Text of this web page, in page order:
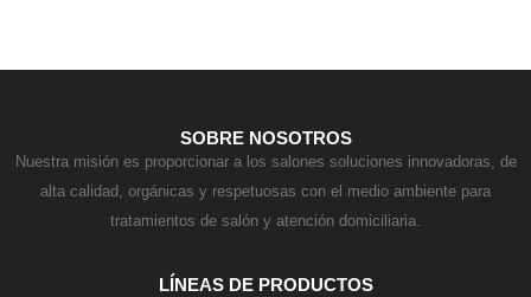
SOBRE NOSOTROS
Nuestra misión es proporcionar a los salones soluciones innovadoras, de
alta calidad, orgánicas y respetuosas con el medio ambiente para
tratamientos de salón y atención domiciliaria.
LÍNEAS DE PRODUCTOS